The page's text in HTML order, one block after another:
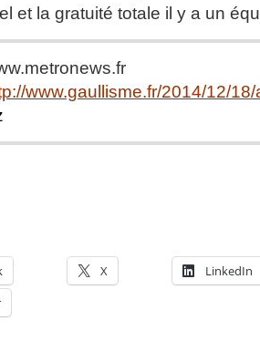
et la gratuité totale il y a un
www.gaullisme.fr/2014/12/
X
LinkedIn